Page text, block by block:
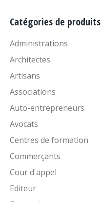
Catégories de produits
Administrations
Architectes
Artisans
Associations
Auto-entrepreneurs
Avocats
Centres de formation
Commerçants
Cour d'appel
Editeur